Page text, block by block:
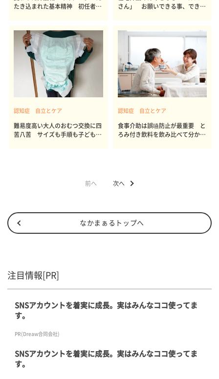
たき込まれた基本精神 初任者研
さん」 お願いできる事、できな
認知症 自立とケア
難易度高い大人のおむつ交換に四
苦八苦 サイズも手順も子どもと
認知症 自立とケア
食事介助は誤嚥防止が最重要 と
ろみ付き飲料を飲み比べて分かっ
前へ 次へ
なかまぁるトップへ
注目情報[PR]
SNSアカウントを着実に成長。実はみんなココ使ってま
す。
PR(Dreaw合同会社)
SNSアカウントを着実に成長。実はみんなココ使ってま
す。